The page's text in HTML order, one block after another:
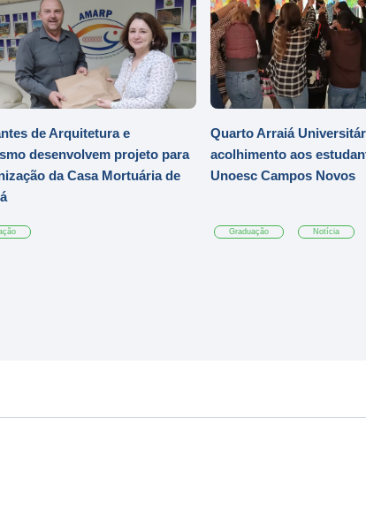
de Arquitetura e
desenvolvem projeto para
da Casa Mortuária de
Quarto Arraiá
acolhimento aos
Unoesc Campos Novos
Graduação Notícia